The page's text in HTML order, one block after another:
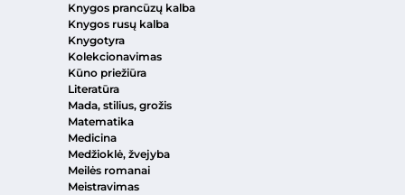
Knygos prancūzų kalba
Knygos rusų kalba
Knygotyra
Kolekcionavimas
Kūno priežiūra
Literatūra
Mada, stilius, grožis
Matematika
Medicina
Medžioklė, žvejyba
Meilės romanai
Meistravimas